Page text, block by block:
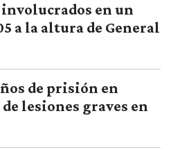
en un
a la altura de General
de prisión en
lesiones graves en